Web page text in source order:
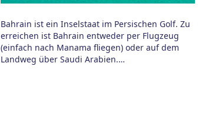
Bahrain ist ein Inselstaat im Persischen Golf. Zu
erreichen ist Bahrain entweder per Flugzeug
(einfach nach Manama fliegen) oder auf dem
Landweg über Saudi Arabien.…